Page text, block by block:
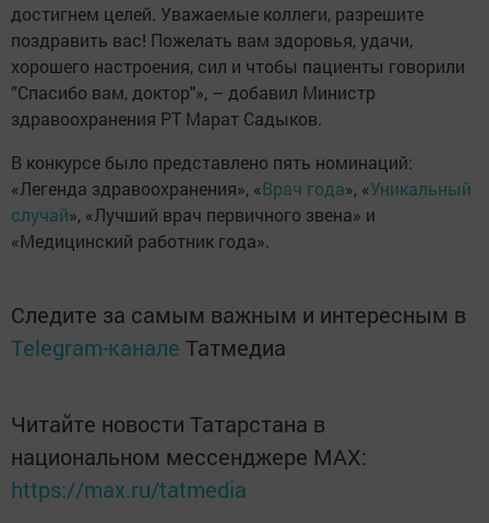
достигнем целей. Уважаемые коллеги, разрешите
поздравить вас! Пожелать вам здоровья, удачи,
хорошего настроения, сил и чтобы пациенты говорили
”Спасибо вам, доктор"», – добавил Министр
здравоохранения РТ Марат Садыков.
В конкурсе было представлено пять номинаций:
«Легенда здравоохранения», «Врач года», «Уникальный
случай», «Лучший врач первичного звена» и
«Медицинский работник года».
Следите за самым важным и интересным в
Telegram-канале Татмедиа
Читайте новости Татарстана в
национальном мессенджере MАХ:
https://max.ru/tatmedia